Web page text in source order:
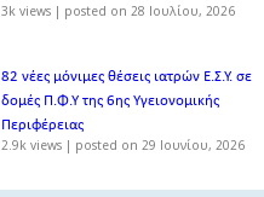
3k views | posted on 28 Ιουλίου, 2026
82 νέες μόνιμες θέσεις ιατρών Ε.Σ.Υ. σε
δομές Π.Φ.Υ της 6ης Υγειονομικής
Περιφέρειας
2.9k views | posted on 29 Ιουνίου, 2026